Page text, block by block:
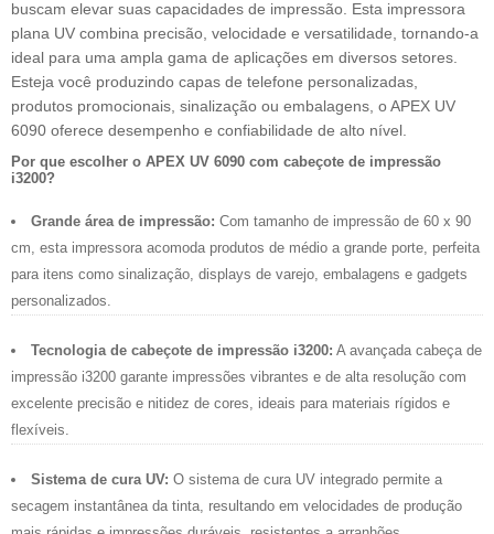
buscam elevar suas capacidades de impressão. Esta impressora
plana UV combina precisão, velocidade e versatilidade, tornando-a
ideal para uma ampla gama de aplicações em diversos setores.
Esteja você produzindo capas de telefone personalizadas,
produtos promocionais, sinalização ou embalagens, o APEX UV
6090 oferece desempenho e confiabilidade de alto nível.
Por que escolher o APEX UV 6090 com cabeçote de impressão
i3200?
Grande área de impressão: Com tamanho de impressão de 60 x 90
cm, esta impressora acomoda produtos de médio a grande porte, perfeita
para itens como sinalização, displays de varejo, embalagens e gadgets
personalizados.
Tecnologia de cabeçote de impressão i3200: A avançada cabeça de
impressão i3200 garante impressões vibrantes e de alta resolução com
excelente precisão e nitidez de cores, ideais para materiais rígidos e
flexíveis.
Sistema de cura UV: O sistema de cura UV integrado permite a
secagem instantânea da tinta, resultando em velocidades de produção